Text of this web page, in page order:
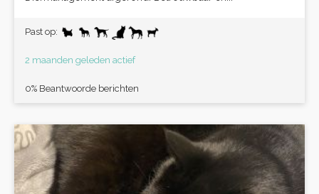
Past op:
2 maanden geleden actief
0% Beantwoorde berichten